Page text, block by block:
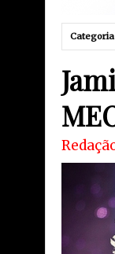
Categoria